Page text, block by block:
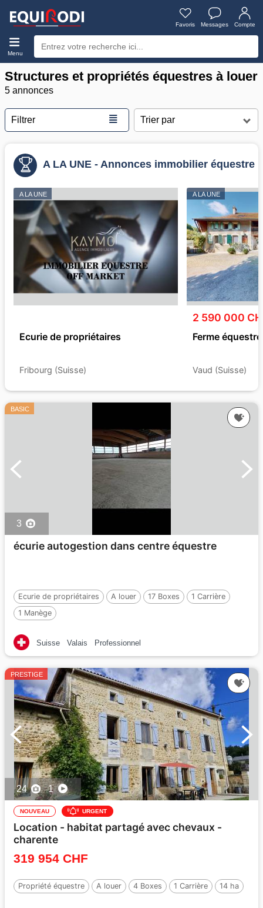
Favoris Messages Compte
Menu
Structures et propriétés équestres à louer
5 annonces
Filtrer ≣
A LA UNE - Annonces immobilier équestre
A LA UNE
Ecurie de propriétaires
Fribourg (Suisse)
A LA UNE
2 590 000
Ferme équestre
Vaud (Suisse)
BASIC
3
écurie autogestion dans centre équestre
Ecurie de propriétaires A louer 17 Boxes
1 Carrière
1 Manège
Suisse Valais Professionnel
PRESTIGE
24 1
NOUVEAU URGENT
Location - habitat partagé avec chevaux -
charente
319 954 CHF
Propriété équestre A louer 4 Boxes 1 Carrière 14 ha